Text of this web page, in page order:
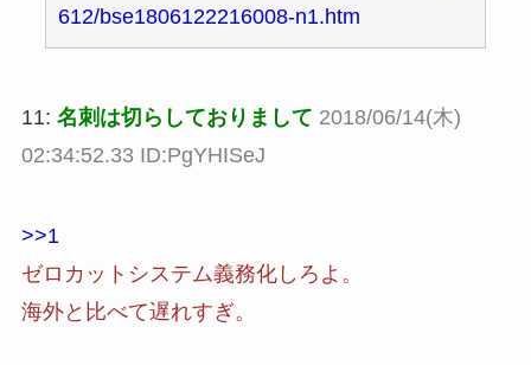
612/bse1806122216008-n1.htm
11: 名刺は切らしておりまして 2018/06/14(木)
02:34:52.33 ID:PgYHISeJ
>>1
ゼロカットシステム義務化しろよ。
海外と比べて遅れすぎ。